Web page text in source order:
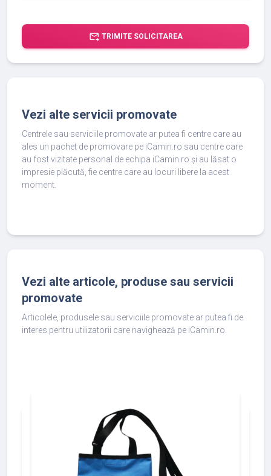
forward_to_inbox TRIMITE SOLICITAREA
Vezi alte servicii promovate
Centrele sau serviciile promovate ar putea fi centre care au
ales un pachet de promovare pe iCamin.ro sau centre care
au fost vizitate personal de echipa iCamin.ro și au lăsat o
impresie plăcută, fie centre care au locuri libere la acest
moment.
Vezi alte articole, produse sau servicii
promovate
Articolele, produsele sau serviciile promovate ar putea fi de
interes pentru utilizatorii care navighează pe iCamin.ro.